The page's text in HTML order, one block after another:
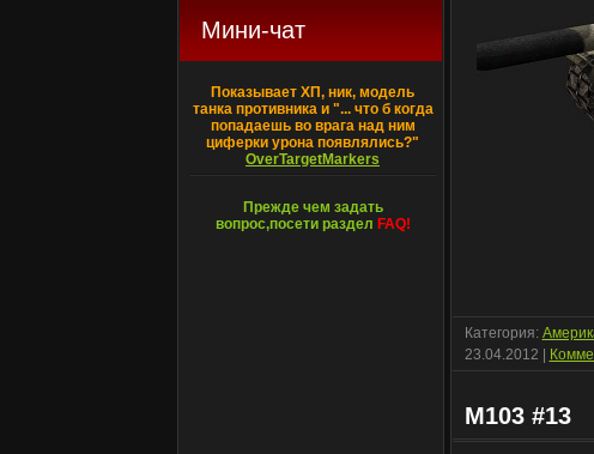
Мини-чат
Показывает ХП, ник, модель
танка противника и "... что б когда
попадаешь во врага над ним
циферки урона появлялись?"
OverTargetMarkers
Прежде чем задать
вопрос,посети раздел FAQ!
Категория:
23.04.2012
M103 #13